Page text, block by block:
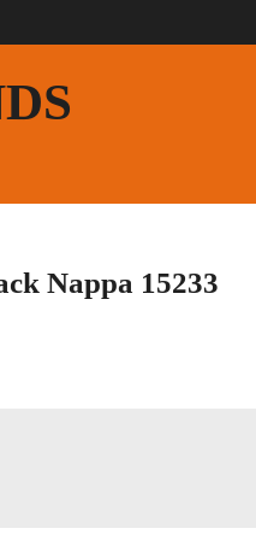
Nappa 15233